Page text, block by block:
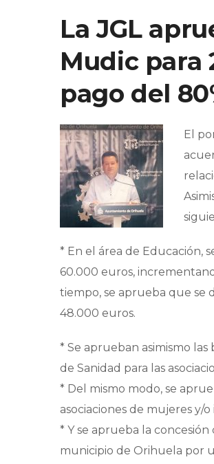
La JGL
Mudic para
pago del
El
* En el área de Educación,
60.000 euros,
tiempo, se aprueba que se
48.000 euros.
* Se aprueban asimismo
de Sanidad para las
* Del mismo modo, se
asociaciones de mujeres y/
* Y se aprueba la
municipio de Orihuela por